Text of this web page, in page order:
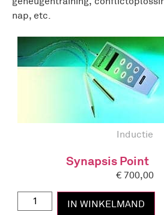
nap, etc.
Inductie
Synapsis Point
€700,00
IN WINKELMAND